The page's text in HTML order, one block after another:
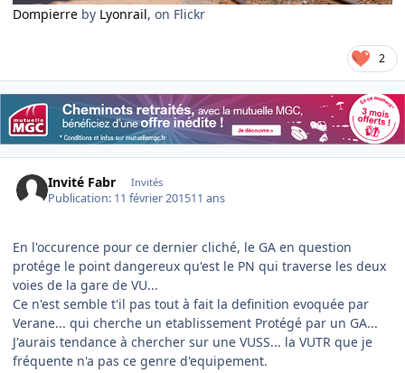
Dompierre by Lyonrail, on Flickr
2
Invité Fabr Invités
Publication: 11 février 201511 ans
En l'occurence pour ce dernier cliché, le GA en question
protége le point dangereux qu'est le PN qui traverse les deux
voies de la gare de VU...
Ce n'est semble t'il pas tout à fait la definition evoquée par
Verane... qui cherche un etablissement Protégé par un GA...
J'aurais tendance à chercher sur une VUSS... la VUTR que je
fréquente n'a pas ce genre d'equipement.